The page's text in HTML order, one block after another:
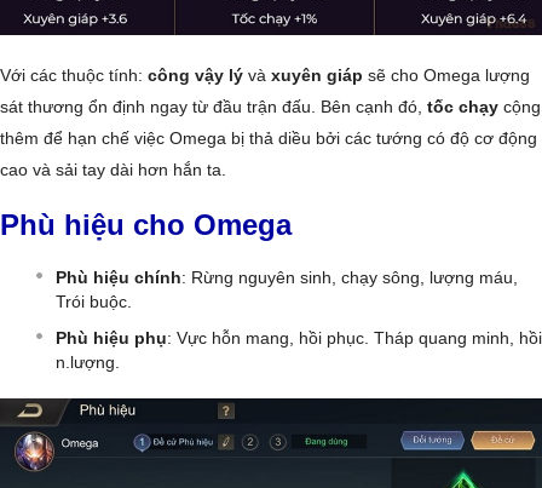
Với các thuộc tính: công vậy lý và xuyên giáp sẽ cho Omega lượng
sát thương ổn định ngay từ đầu trận đấu. Bên cạnh đó, tốc chạy cộng
thêm để hạn chế việc Omega bị thả diều bởi các tướng có độ cơ động
cao và sải tay dài hơn hắn ta.
Phù hiệu cho Omega
Phù hiệu chính: Rừng nguyên sinh, chạy sông, lượng máu,
Trói buộc.
Phù hiệu phụ: Vực hỗn mang, hồi phục. Tháp quang minh, hồi
n.lượng.